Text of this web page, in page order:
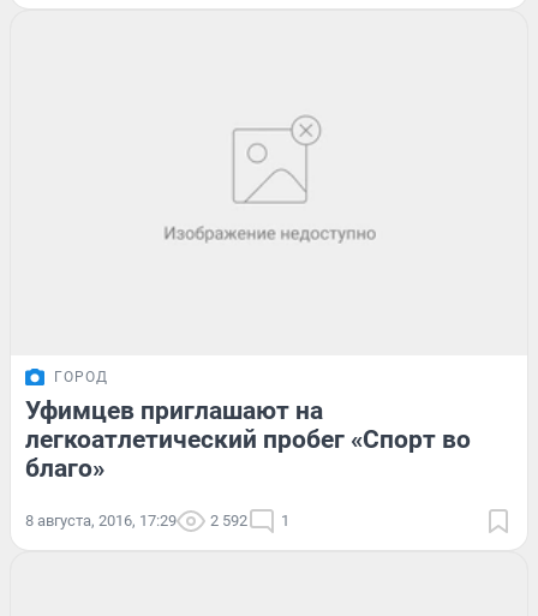
ГОРОД
Уфимцев приглашают на
легкоатлетический пробег «Спорт во
благо»
8 августа, 2016, 17:29 2 592 1